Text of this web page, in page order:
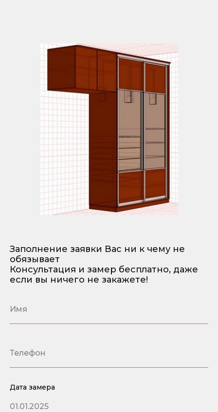
Заполнение заявки Вас ни к чему не
обязывает
Консультация и замер бесплатно, даже
если вы ничего не закажете!
Дата замера